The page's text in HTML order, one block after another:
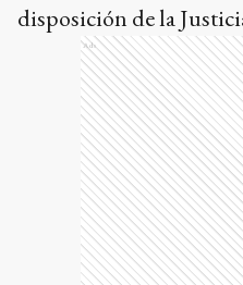
disposición de la
Ads